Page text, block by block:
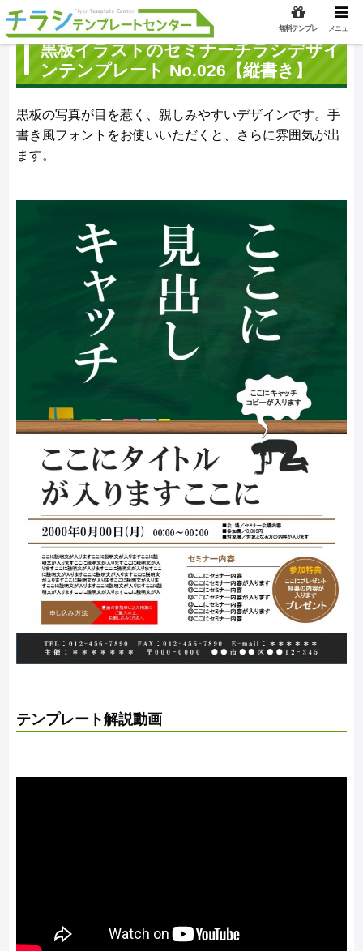
黒板イラストのセミナーチラシデザイ
ンテンプレート No.026【縦書き】
黒板の写真が目を惹く、親しみやすいデザインです。手
書き風フォントをお使いいただくと、さらに雰囲気が出
ます。
テンプレート解説動画
無料テンプレ メニュー